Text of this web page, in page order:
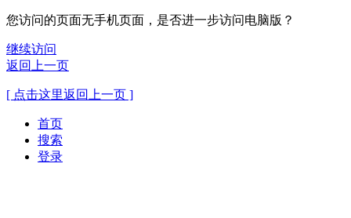
您访问的页面无手机页面，是否进一步访问电脑版？
继续访问
返回上一页
[ 点击这里返回上一页 ]
首页
搜索
登录